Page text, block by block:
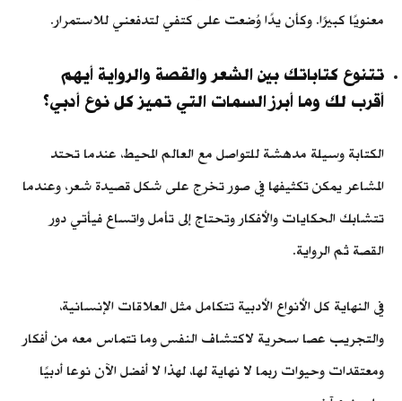
معنويًا كبيرًا. وكأن يدًا وُضعت على كتفي لتدفعني للاستمرار.
تتنوع كتاباتك بين الشعر والقصة والرواية أيهم
أقرب لك وما أبرز السمات التي تميز كل نوع أدبي؟
الكتابة وسيلة مدهشة للتواصل مع العالم المحيط، عندما تحتد
المشاعر يمكن تكثيفها في صور تخرج على شكل قصيدة شعر، وعندما
تتشابك الحكايات والأفكار وتحتاج إلى تأمل واتساع فيأتي دور
القصة ثم الرواية.
في النهاية كل الأنواع الأدبية تتكامل مثل العلاقات الإنسانية،
والتجريب عصا سحرية لاكتشاف النفس وما تتماس معه من أفكار
ومعتقدات وحيوات ربما لا نهاية لها، لهذا لا أفضل الآن نوعا أدبيًا